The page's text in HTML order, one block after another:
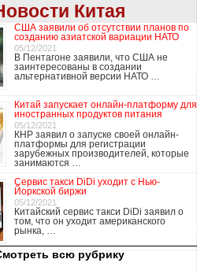
Китая
США заявили об отсутствии планов по
созданию азиатской вариации НАТО
05/12/2021
В Пентагоне заявили, что США не
заинтересованы в создании
альтернативной версии НАТО …
Китай запускает онлайн-платформу для
иностранных продуктов питания
05/12/2021
КНР заявил о запуске своей онлайн-
платформы для регистрации
зарубежных производителей, которые
занимаются …
Сервис такси DiDi уходит с Нью-
Йоркской биржи
05/12/2021
Китайский сервис такси DiDi заявил о
том, что он уходит американского
рынка, …
всю рубрику